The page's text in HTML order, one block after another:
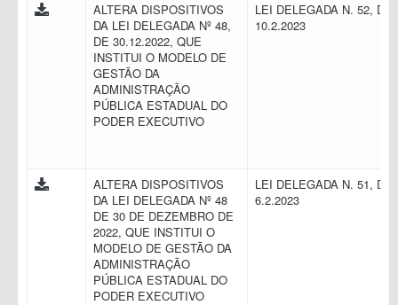
ALTERA DISPOSITIVOS
DA LEI DELEGADA Nº 48,
DE 30.12.2022, QUE
INSTITUI O MODELO DE
GESTÃO DA
ADMINISTRAÇÃO
PÚBLICA ESTADUAL DO
PODER EXECUTIVO
LEI DELEGADA N. 52, DE
10.2.2023
ALTERA DISPOSITIVOS
DA LEI DELEGADA Nº 48
DE 30 DE DEZEMBRO DE
2022, QUE INSTITUI O
MODELO DE GESTÃO DA
ADMINISTRAÇÃO
PÚBLICA ESTADUAL DO
PODER EXECUTIVO
LEI DELEGADA N. 51, DE
6.2.2023